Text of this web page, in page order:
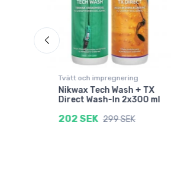
Tvätt och impregnering
Nikwax Tech Wash + TX
Direct Wash-In 2x300 ml
202 SEK 299 SEK